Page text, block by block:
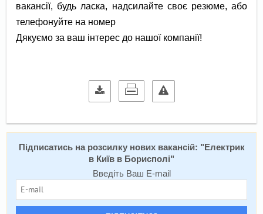
вакансії, будь ласка, надсилайте своє резюме, або
телефонуйте на номер
Дякуємо за ваш інтерес до нашої компанії!
Підписатись на розсилку нових вакансій: " Електрик
в Київ в Борисполі"
Введіть Ваш E-mail